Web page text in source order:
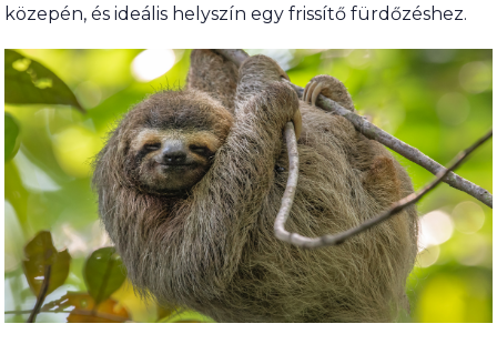
közepén, és ideális helyszín egy frissítő fürdőzéshez.